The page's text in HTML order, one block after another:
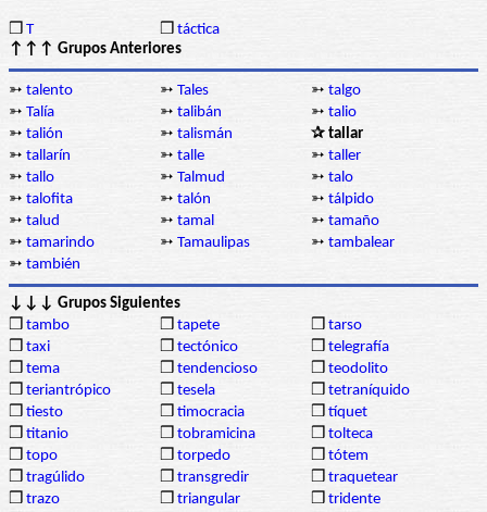
❒ T ❒ táctica
↑↑↑ Grupos Anteriores
➳ talento ➳ Tales ➳ talgo
➳ Talía ➳ talibán ➳ talio
➳ talión ➳ talismán
✰ tallar
➳ tallarín ➳ talle ➳ taller
➳ tallo ➳ Talmud ➳ talo
➳ talofita ➳ talón ➳ tálpido
➳ talud ➳ tamal ➳ tamaño
➳ tamarindo ➳ Tamaulipas ➳ tambalear
➳ también
↓↓↓ Grupos Siguientes
❒ tambo ❒ tapete ❒ tarso
❒ taxi ❒ tectónico ❒ telegrafía
❒ tema ❒ tendencioso ❒ teodolito
❒ teriantrópico ❒ tesela ❒ tetraníquido
❒ tiesto ❒ timocracia ❒ tíquet
❒ titanio ❒ tobramicina ❒ tolteca
❒ topo ❒ torpedo ❒ tótem
❒ tragúlido ❒ transgredir ❒ traquetear
❒ trazo ❒ triangular ❒ tridente